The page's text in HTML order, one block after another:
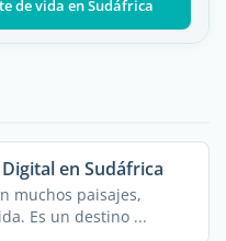
de vida en Sudáfrica
en Sudáfrica
muchos paisajes,
Es un destino ...